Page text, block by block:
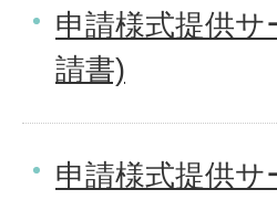
申請様式提供
請書)
申請様式提供